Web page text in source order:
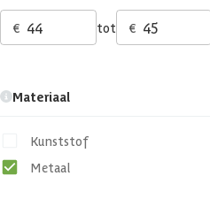
€ tot €
Materiaal
Kunststof
Metaal